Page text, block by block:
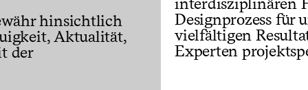
hinsichtlich
Aktualität,
der
Designprozess für
vielfältigen
Experten